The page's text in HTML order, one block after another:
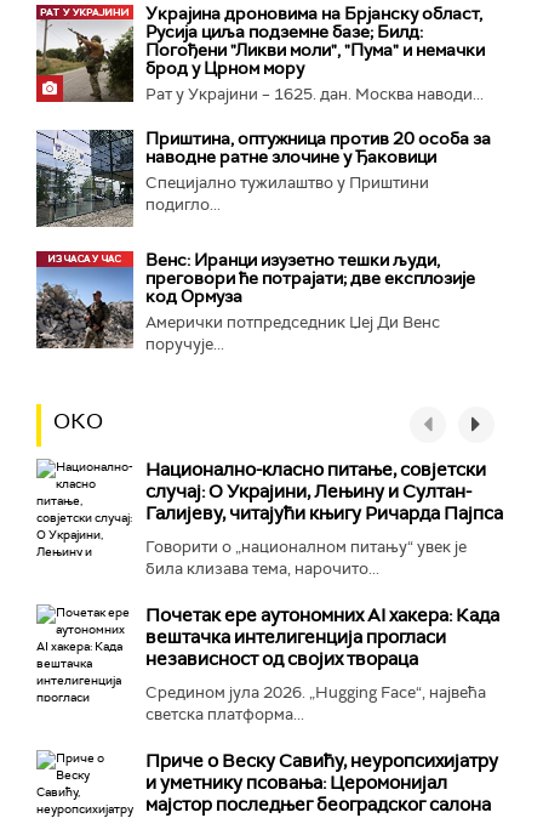
Украјина дроновима на Брјанску област,
Русија циља подземне базе; Билд:
Погођени "Ликви моли", "Пума" и немачки
брод у Црном мору
Рат у Украјини – 1625. дан. Москва наводи...
Приштина, оптужница против 20 особа за
наводне ратне злочине у Ђаковици
Специјално тужилаштво у Приштини
подигло...
Венс: Иранци изузетно тешки људи,
преговори ће потрајати; две експлозије
код Ормуза
Амерички потпредседник Џеј Ди Венс
поручује...
ОКО
Национално-класнo питање, совјетски
случај: О Украјини, Лењину и Султан-
Галијеву, читајући књигу Ричарда Пајпса
Говорити о „националном питању“ увек је
била клизава тема, нарочито...
Почетак ере аутономних AI хакера: Када
вештачка интелигенција прогласи
независност од својих твораца
Средином јула 2026. „Hugging Face“, највећа
светска платформа...
Приче о Веску Савићу, неуропсихијатру
и уметнику псовања: Церомонијал
мајстор последњег београдског салона